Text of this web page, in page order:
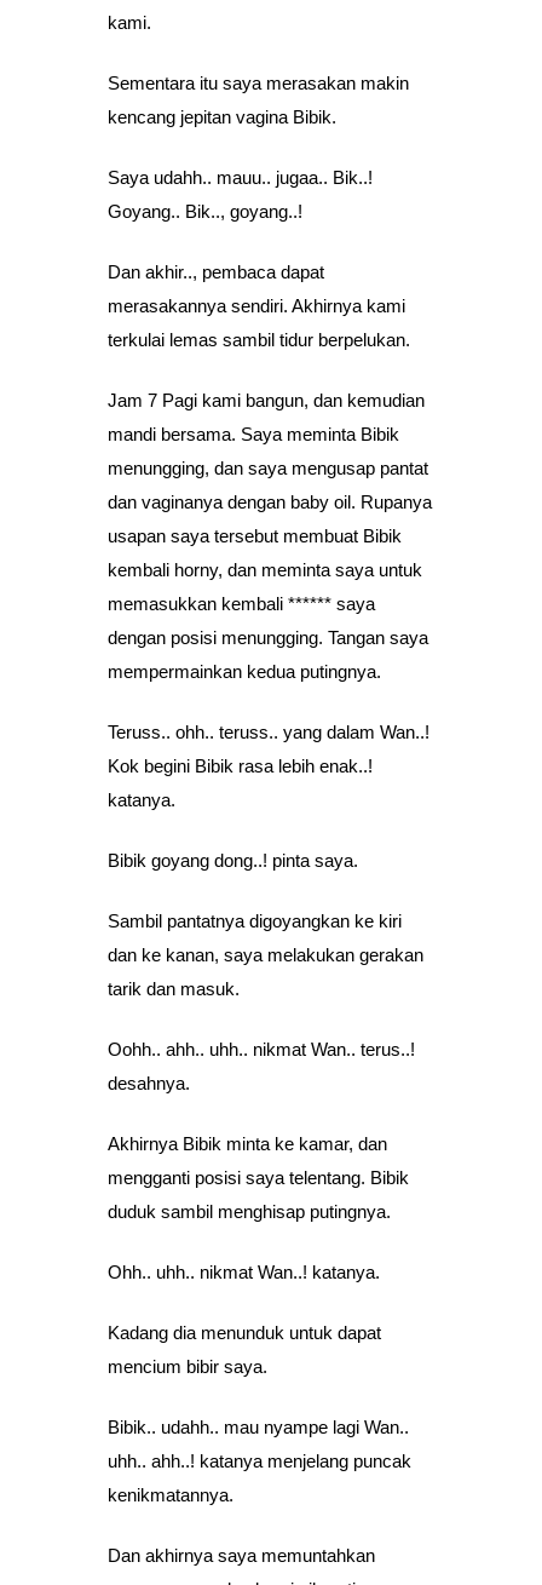
kami.
Sementara itu saya merasakan makin
kencang jepitan vagina Bibik.
Saya udahh.. mauu.. jugaa.. Bik..!
Goyang.. Bik.., goyang..!
Dan akhir.., pembaca dapat
merasakannya sendiri. Akhirnya kami
terkulai lemas sambil tidur berpelukan.
Jam 7 Pagi kami bangun, dan kemudian
mandi bersama. Saya meminta Bibik
menungging, dan saya mengusap pantat
dan vaginanya dengan baby oil. Rupanya
usapan saya tersebut membuat Bibik
kembali horny, dan meminta saya untuk
memasukkan kembali ****** saya
dengan posisi menungging. Tangan saya
mempermainkan kedua putingnya.
Teruss.. ohh.. teruss.. yang dalam Wan..!
Kok begini Bibik rasa lebih enak..!
katanya.
Bibik goyang dong..! pinta saya.
Sambil pantatnya digoyangkan ke kiri
dan ke kanan, saya melakukan gerakan
tarik dan masuk.
Oohh.. ahh.. uhh.. nikmat Wan.. terus..!
desahnya.
Akhirnya Bibik minta ke kamar, dan
mengganti posisi saya telentang. Bibik
duduk sambil menghisap putingnya.
Ohh.. uhh.. nikmat Wan..! katanya.
Kadang dia menunduk untuk dapat
mencium bibir saya.
Bibik.. udahh.. mau nyampe lagi Wan..
uhh.. ahh..! katanya menjelang puncak
kenikmatannya.
Dan akhirnya saya memuntahkan